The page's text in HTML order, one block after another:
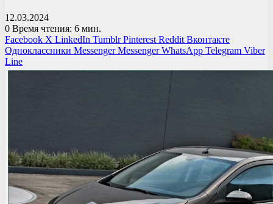
12.03.2024
0 Время чтения: 6 мин.
Facebook X LinkedIn Tumblr Pinterest Reddit Вконтакте
Одноклассники Messenger Messenger WhatsApp Telegram Viber
Line